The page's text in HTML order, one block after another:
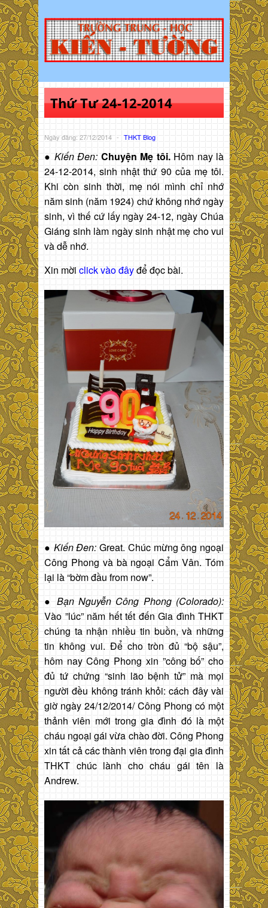
Thứ Tư 24-12-2014
Ngày đăng: 27/12/2014 - THKT Blog
● Kiến Đen: Chuyện Mẹ tôi.Hôm nay là
24-12-2014, sinh nhật thứ 90 của mẹ tôi.
Khi còn sinh thời, mẹ nói mình chỉ nhớ
năm sinh (năm 1924) chứ không nhớ ngày
sinh, vì thế cứ lấy ngày 24-12, ngày Chúa
Giáng sinh làm ngày sinh nhật mẹ cho vui
và dễ nhớ.
Xin mời click vào đâyđể đọc bài.
● Kiến Đen: Great. Chúc mừng ông ngoại
Công Phong và bà ngoại Cẩm Vân. Tóm
lại là “bờm đầu from now”.
● Bạn Nguyễn Công Phong (Colorado):
Vào ”lúc” năm hết tết đến Gia đình THKT
chúng ta nhận nhiều tin buồn, và những
tin không vui. Để cho tròn đủ “bộ sậu”,
hôm nay Công Phong xin ”công bố” cho
đủ tứ chứng “sinh lão bệnh tử” mà mọi
người đều không tránh khỏi: cách đây vài
giờ ngày 24/12/2014/ Công Phong có một
thảnh viên mới trong gia đình đó là một
cháu ngoại gái vừa chào đời. Công Phong
xin tất cả các thành viên trong đại gia đình
THKT chúc lành cho cháu gái tên là
Andrew.